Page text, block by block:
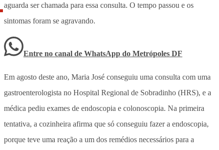
aguarda ser chamada para essa consulta. O tempo passou e os
sintomas foram se agravando.
Entre no canal de WhatsApp do Metrópoles DF
Em agosto deste ano, Maria José conseguiu uma consulta com uma
gastroenterologista no Hospital Regional de Sobradinho (HRS), e a
médica pediu exames de endoscopia e colonoscopia. Na primeira
tentativa, a cozinheira afirma que só conseguiu fazer a endoscopia,
porque teve uma reação a um dos remédios necessários para a